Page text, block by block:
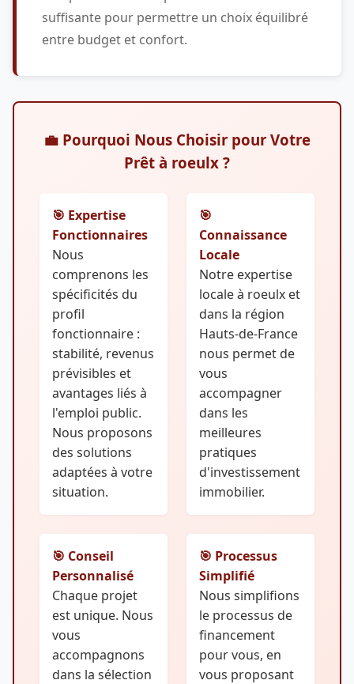
suffisante pour permettre un choix équilibré
entre budget et confort.
💼 Pourquoi Nous Choisir pour Votre
Prêt à roeulx ?
🎯 Expertise
Fonctionnaires
Nous
comprenons les
spécificités du
profil
fonctionnaire :
stabilité, revenus
prévisibles et
avantages liés à
l'emploi public.
Nous proposons
des solutions
adaptées à votre
situation.
🎯
Connaissance
Locale
Notre expertise
locale à roeulx et
dans la région
Hauts-de-France
nous permet de
vous
accompagner
dans les
meilleures
pratiques
d'investissement
immobilier.
🎯 Conseil
Personnalisé
Chaque projet
est unique. Nous
vous
accompagnons
dans la sélection
🎯 Processus
Simplifié
Nous simplifions
le processus de
financement
pour vous, en
vous proposant